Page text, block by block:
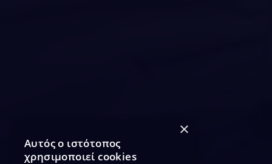
×
Αυτός ο ιστότοπος
χρησιμοποιεί cookies